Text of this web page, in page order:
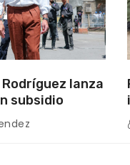
lanza
subsidio
con Juntas